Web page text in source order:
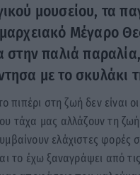
μουσείου, τα
Μέγαρο
στην παλιά
με το σκυλάκι
πιπέρι στη ζωή δεν είναι
τάχα μας αλλάζουν τη ζωή
ελάχιστες φορές
το έχω ξαναγράψει από